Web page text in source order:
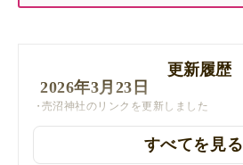
更新履歴
2026年3月23日
売沼神社のリンクを更新しました
すべてを見る